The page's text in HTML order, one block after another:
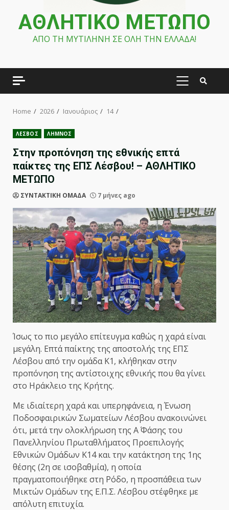
ΑΘΛΗΤΙΚΟ ΜΕΤΩΠΟ
ΑΠΟ ΤΗ ΜΥΤΙΛΗΝΗ ΣΕ ΟΛΗ ΤΗΝ ΕΛΛΑΔΑ!
PRIMARY
Home 2026 Ιανουάριος 14
ΛΕΣΒΟΣ ΛΗΜΝΟΣ
Στην προπόνηση της εθνικής επτά
παίκτες της ΕΠΣ Λέσβου! – ΑΘΛΗΤΙΚΟ
ΜΕΤΩΠΟ
ΣΥΝΤΑΚΤΙΚΗ ΟΜΑΔΑ 7 μήνες ago
Ίσως το πιο μεγάλο επίτευγμα καθώς η χαρά είναι
μεγάλη. Επτά παίκτης της αποστολής της ΕΠΣ
Λέσβου από την ομάδα Κ1, κλήθηκαν στην
προπόνηση της αντίστοιχης εθνικής που θα γίνει
στο Ηράκλειο της Κρήτης.
Με ιδιαίτερη χαρά και υπερηφάνεια, η Ένωση
Ποδοσφαιρικών Σωματείων Λέσβου ανακοινώνει
ότι, μετά την ολοκλήρωση της Α΄ Φάσης του
Πανελληνίου Πρωταθλήματος Προεπιλογής
Εθνικών Ομάδων Κ14 και την κατάκτηση της 1ης
θέσης (2η σε ισοβαθμία), η οποία
πραγματοποιήθηκε στη Ρόδο, η προσπάθεια των
Μικτών Ομάδων της Ε.Π.Σ. Λέσβου στέφθηκε με
απόλυτη επιτυχία.